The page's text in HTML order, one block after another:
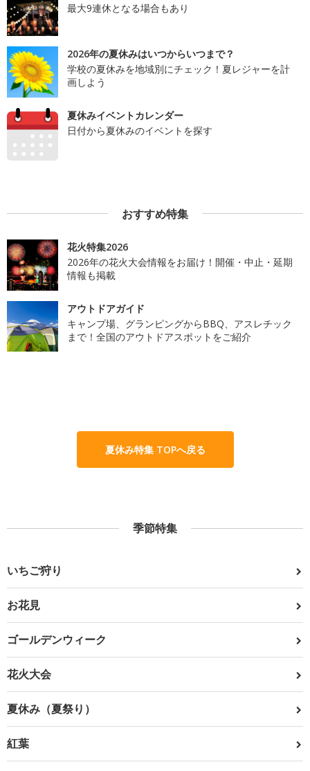
最大9連休となる場合もあり
2026年の夏休みはいつからいつまで？
学校の夏休みを地域別にチェック！夏レジャーを計
画しよう
夏休みイベントカレンダー
日付から夏休みのイベントを探す
おすすめ特集
花火特集2026
2026年の花火大会情報をお届け！開催・中止・延期
情報も掲載
アウトドアガイド
キャンプ場、グランピングからBBQ、アスレチック
まで！全国のアウトドアスポットをご紹介
夏休み特集 TOPへ戻る
季節特集
いちご狩り
お花見
ゴールデンウィーク
花火大会
夏休み（夏祭り）
紅葉